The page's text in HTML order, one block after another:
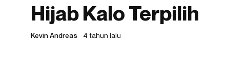
Hijab Kalo Terpilih
Kevin Andreas 4 tahun lalu